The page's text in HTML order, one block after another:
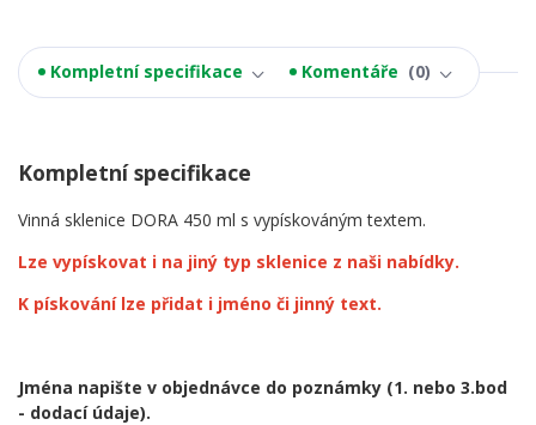
Kompletní specifikace Komentáře 0
Kompletní specifikace
Vinná sklenice DORA 450 ml s vypískováným textem.
Lze vypískovat i na jiný typ sklenice z naši nabídky.
K pískování lze přidat i jméno či jinný text.
Jména napište v objednávce do poznámky (1. nebo 3.bod
- dodací údaje).